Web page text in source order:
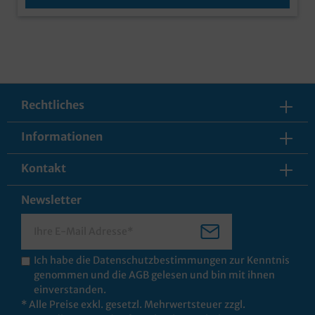
Rechtliches
Informationen
Kontakt
Newsletter
Ich habe die Datenschutzbestimmungen zur Kenntnis
genommen und die AGB gelesen und bin mit ihnen
einverstanden.
* Alle Preise exkl. gesetzl. Mehrwertsteuer zzgl.